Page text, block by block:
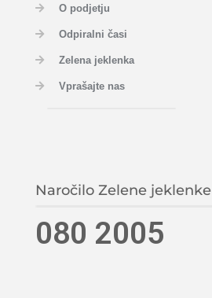
O podjetju
Odpiralni časi
Zelena jeklenka
Vprašajte nas
Naročilo Zelene jeklenke
080 2005